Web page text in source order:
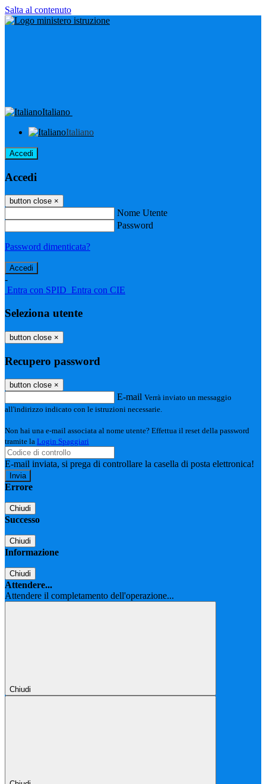
Salta al contenuto
Italiano
Italiano
Accedi
Accedi
button close ×
Nome Utente
Password
Password dimenticata?
-
Entra con SPID Entra con CIE
Seleziona utente
button close ×
Recupero password
button close ×
E-mail Verrà inviato un messaggio
all'indirizzo indicato con le istruzioni necessarie.
Non hai una e-mail associata al nome utente? Effettua il reset della password
tramite la Login Spaggiari
E-mail inviata, si prega di controllare la casella di posta elettronica!
Errore
Chiudi
Successo
Chiudi
Informazione
Chiudi
Attendere...
Attendere il completamento dell'operazione...
Chiudi